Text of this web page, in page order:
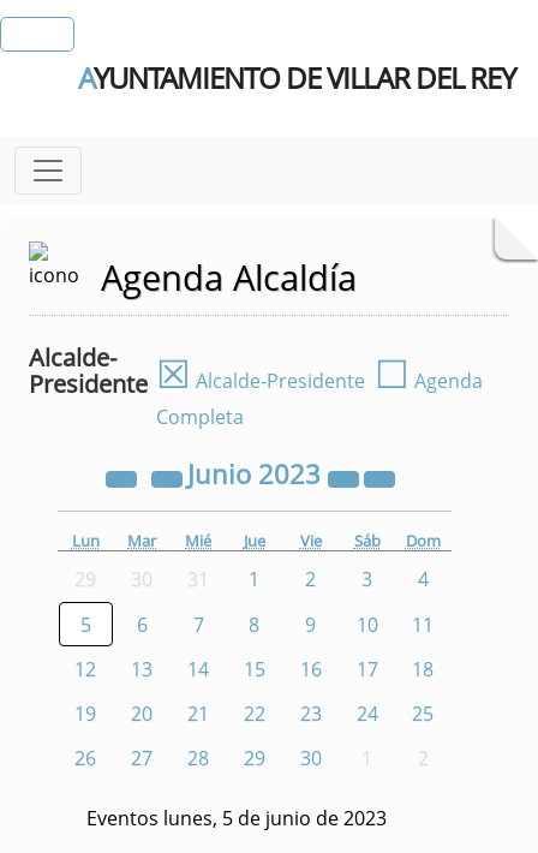
AYUNTAMIENTO DE VILLAR DEL REY
Agenda Alcaldía
Alcalde-
Presidente ☒ Alcalde-Presidente ☐ Agenda
Completa
Junio 2023
Lun Mar Mié Jue Vie Sáb Dom
29 30 31 1 2 3
4
5
6 7 8 9 10
11
12
13 14 15 16 17
18
19
20 21 22 23 24
25
26
27 28 29 30 1 2
Eventos lunes, 5 de junio de 2023